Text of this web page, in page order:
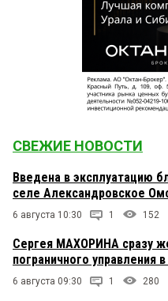
СВЕЖИЕ НОВОСТИ
Введена в эксплуатацию
селе Александровское
6 августа 10:30 1 152
Сергея МАХОРИНА сразу
пограничного управления
6 августа 09:30 1 280